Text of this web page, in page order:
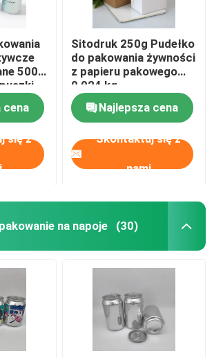
500
cena
się z
Sitodruk 250g Pudełko
do pakowania żywności
z papieru pakowego
0,024 kg
Najlepsza cena
Skontaktuj się z
nami
na napoje (30)